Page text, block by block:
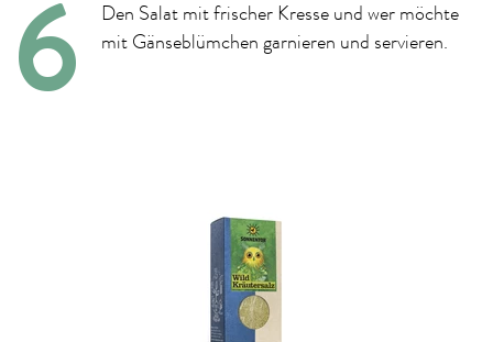
Den Salat mit frischer Kresse und wer möchte
mit Gänseblümchen garnieren und servieren.